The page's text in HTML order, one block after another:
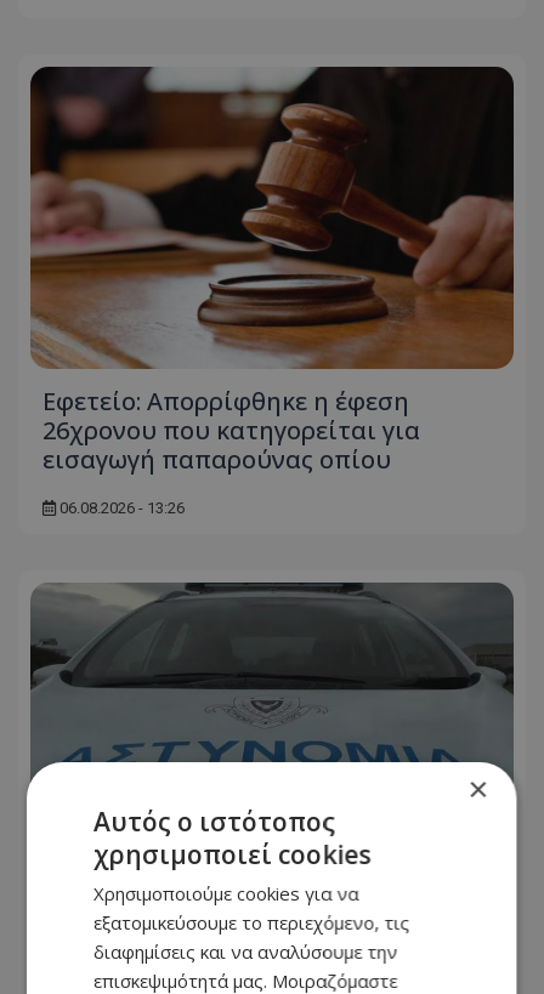
Εφετείο: Απορρίφθηκε η έφεση
26χρονου που κατηγορείται για
εισαγωγή παπαρούνας οπίου
06.08.2026 - 13:26
Προσοχή: Αυτούς ψάχνουν για
διάρρηξη και κλοπή κατοικίας στη
Λεμεσό - Δείτε φωτογραφίες
×
Αυτός ο ιστότοπος
χρησιμοποιεί cookies
Χρησιμοποιούμε cookies για να
εξατομικεύσουμε το περιεχόμενο, τις
διαφημίσεις και να αναλύσουμε την
επισκεψιμότητά μας. Μοιραζόμαστε